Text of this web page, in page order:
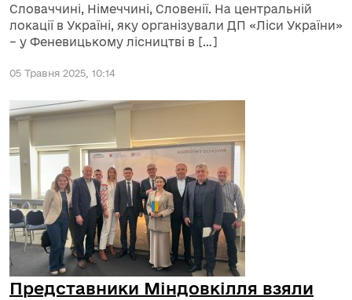
Словаччині, Німеччині, Словенії. На центральній
локації в Україні, яку організували ДП «Ліси України»
– у Феневицькому лісництві в […]
05 Травня 2025, 10:14
Представники Міндовкілля взяли